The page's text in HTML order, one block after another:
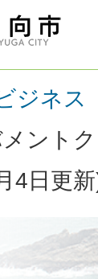
ジネス
ント
4日更